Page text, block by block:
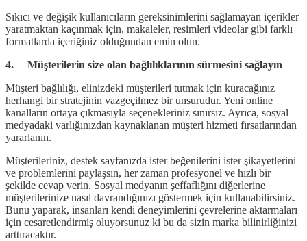
Sıkıcı ve değişik kullanıcıların gereksinimlerini sağlamayan içerikler
yaratmaktan kaçınmak için, makaleler, resimleri videolar gibi farklı
formatlarda içeriğiniz olduğundan emin olun.
4. Müşterilerin size olan bağlılıklarının sürmesini sağlayın
Müşteri bağlılığı, elinizdeki müşterileri tutmak için kuracağınız
herhangi bir stratejinin vazgeçilmez bir unsurudur. Yeni online
kanalların ortaya çıkmasıyla seçenekleriniz sınırsız. Ayrıca, sosyal
medyadaki varlığınızdan kaynaklanan müşteri hizmeti fırsatlarından
yararlanın.
Müşterileriniz, destek sayfanızda ister beğenilerini ister şikayetlerini
ve problemlerini paylaşsın, her zaman profesyonel ve hızlı bir
şekilde cevap verin. Sosyal medyanın şeffaflığını diğerlerine
müşterilerinize nasıl davrandığınızı göstermek için kullanabilirsiniz.
Bunu yaparak, insanları kendi deneyimlerini çevrelerine aktarmaları
için cesaretlendirmiş oluyorsunuz ki bu da sizin marka bilinirliğinizi
arttıracaktır.